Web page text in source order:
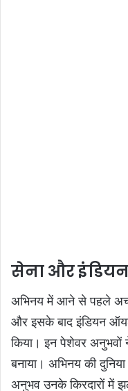
सेना और
अभिनय में आने से पहले
और इसके बाद इंडियन
किया। इन पेशेवर
बनाया। अभिनय की
अनुभव उनके किरदारों में